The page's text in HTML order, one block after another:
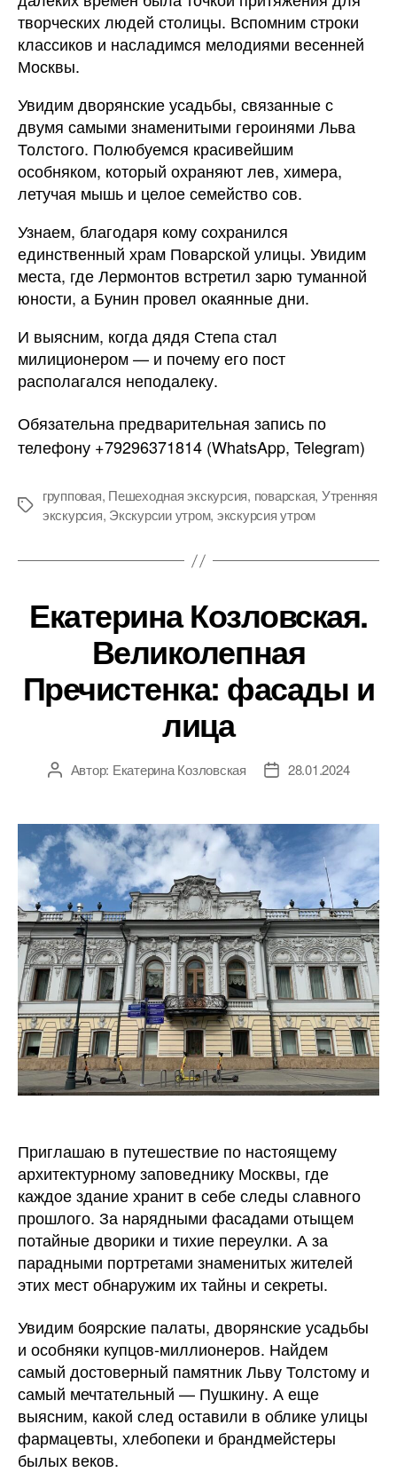
творческих людей столицы. Вспомним строки
классиков и насладимся мелодиями весенней
Москвы.
Увидим дворянские усадьбы, связанные с
двумя самыми знаменитыми героинями Льва
Толстого. Полюбуемся красивейшим
особняком, который охраняют лев, химера,
летучая мышь и целое семейство сов.
Узнаем, благодаря кому сохранился
единственный храм Поварской улицы. Увидим
места, где Лермонтов встретил зарю туманной
юности, а Бунин провел окаянные дни.
И выясним, когда дядя Степа стал
милиционером — и почему его пост
располагался неподалеку.
Обязательна предварительная запись по
телефону +79296371814 (WhatsApp, Telegram)
Метки
групповая, Пешеходная экскурсия, поварская, Утренняя
экскурсия, Экскурсии утром, экскурсия утром
Екатерина Козловская.
Великолепная
Пречистенка: фасады и
лица
АвторАвтор: Екатерина Козловская
Дата28.01.2024
Приглашаю в путешествие по настоящему
архитектурному заповеднику Москвы, где
каждое здание хранит в себе следы славного
прошлого. За нарядными фасадами отыщем
потайные дворики и тихие переулки. А за
парадными портретами знаменитых жителей
этих мест обнаружим их тайны и секреты.
Увидим боярские палаты, дворянские усадьбы
и особняки купцов-миллионеров. Найдем
самый достоверный памятник Льву Толстому и
самый мечтательный — Пушкину. А еще
выясним, какой след оставили в облике улицы
фармацевты, хлебопеки и брандмейстеры
былых веков.